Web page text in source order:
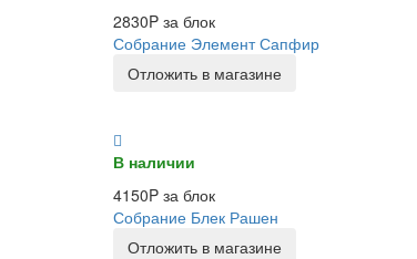
2830P за блок
Собрание Элемент Сапфир
Отложить в магазине
В наличии
4150P за блок
Собрание Блек Рашен
Отложить в магазине